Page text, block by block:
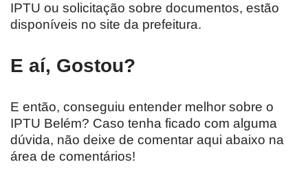
IPTU ou solicitação sobre documentos, estão
disponíveis no site da prefeitura.
E aí, Gostou?
E então, conseguiu entender melhor sobre o
IPTU Belém? Caso tenha ficado com alguma
dúvida, não deixe de comentar aqui abaixo na
área de comentários!